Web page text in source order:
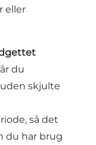
eller
du
skjulte
så det
du har brug